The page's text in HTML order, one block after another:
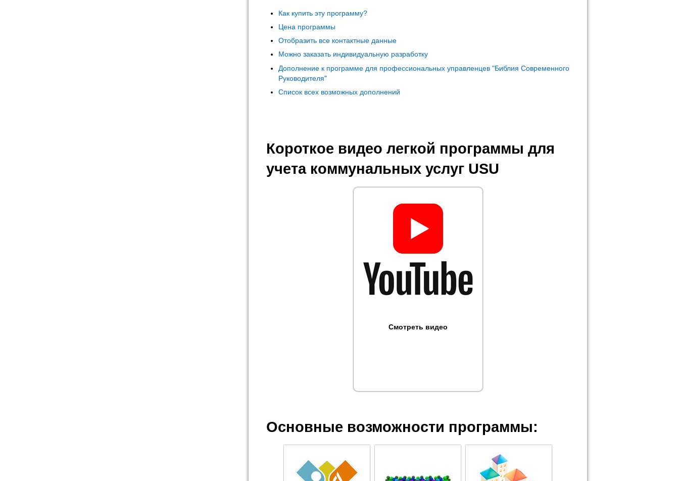
Как купить эту программу?
Цена программы
Отобразить все контактные данные
Можно заказать индивидуальную разработку
Дополнение к программе для профессиональных управленцев "Библия Современного
Руководителя"
Список всех возможных дополнений
Короткое видео легкой программы для
учета коммунальных услуг USU
Смотреть видео
Основные возможности программы: